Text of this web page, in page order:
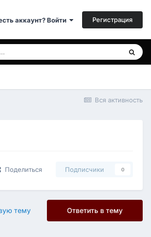
аккаунт? Войти Регистрация
Вся активность
Поделиться Подписчики 0
Ответить в тему
тему